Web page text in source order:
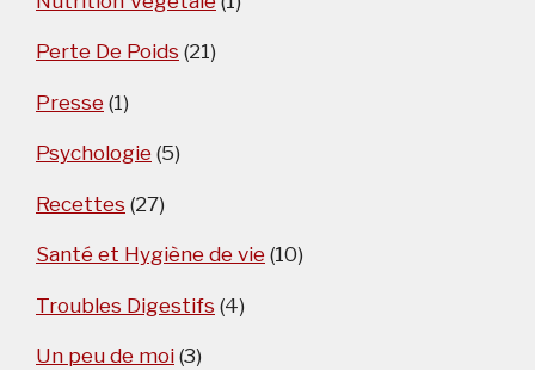
Perte De Poids (21)
Presse (1)
Psychologie (5)
Recettes (27)
Santé et Hygiène de vie (10)
Troubles Digestifs (4)
Un peu de moi (3)